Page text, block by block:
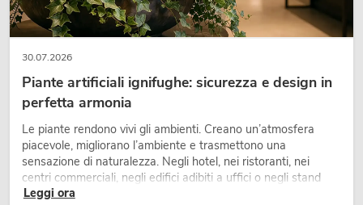
30.07.2026
Piante artificiali ignifughe: sicurezza e design in
perfetta armonia
Le piante rendono vivi gli ambienti. Creano un’atmosfera
piacevole, migliorano l’ambiente e trasmettono una
sensazione di naturalezza. Negli hotel, nei ristoranti, nei
centri commerciali, negli edifici adibiti a uffici o negli stand
fieristici, una vegetazione di alta qualità è ormai parte
Leggi ora